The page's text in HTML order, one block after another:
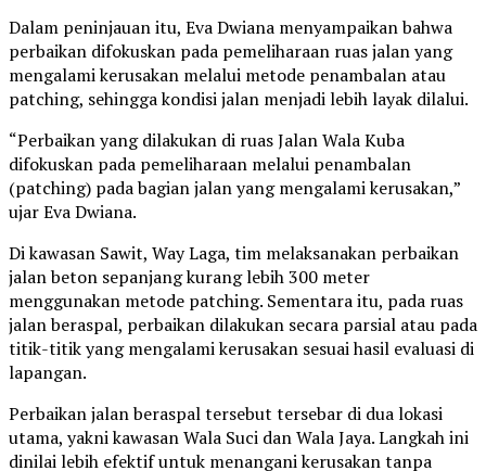
Dalam peninjauan itu, Eva Dwiana menyampaikan bahwa
perbaikan difokuskan pada pemeliharaan ruas jalan yang
mengalami kerusakan melalui metode penambalan atau
patching, sehingga kondisi jalan menjadi lebih layak dilalui.
“Perbaikan yang dilakukan di ruas Jalan Wala Kuba
difokuskan pada pemeliharaan melalui penambalan
(patching) pada bagian jalan yang mengalami kerusakan,”
ujar Eva Dwiana.
Di kawasan Sawit, Way Laga, tim melaksanakan perbaikan
jalan beton sepanjang kurang lebih 300 meter
menggunakan metode patching. Sementara itu, pada ruas
jalan beraspal, perbaikan dilakukan secara parsial atau pada
titik-titik yang mengalami kerusakan sesuai hasil evaluasi di
lapangan.
Perbaikan jalan beraspal tersebut tersebar di dua lokasi
utama, yakni kawasan Wala Suci dan Wala Jaya. Langkah ini
dinilai lebih efektif untuk menangani kerusakan tanpa